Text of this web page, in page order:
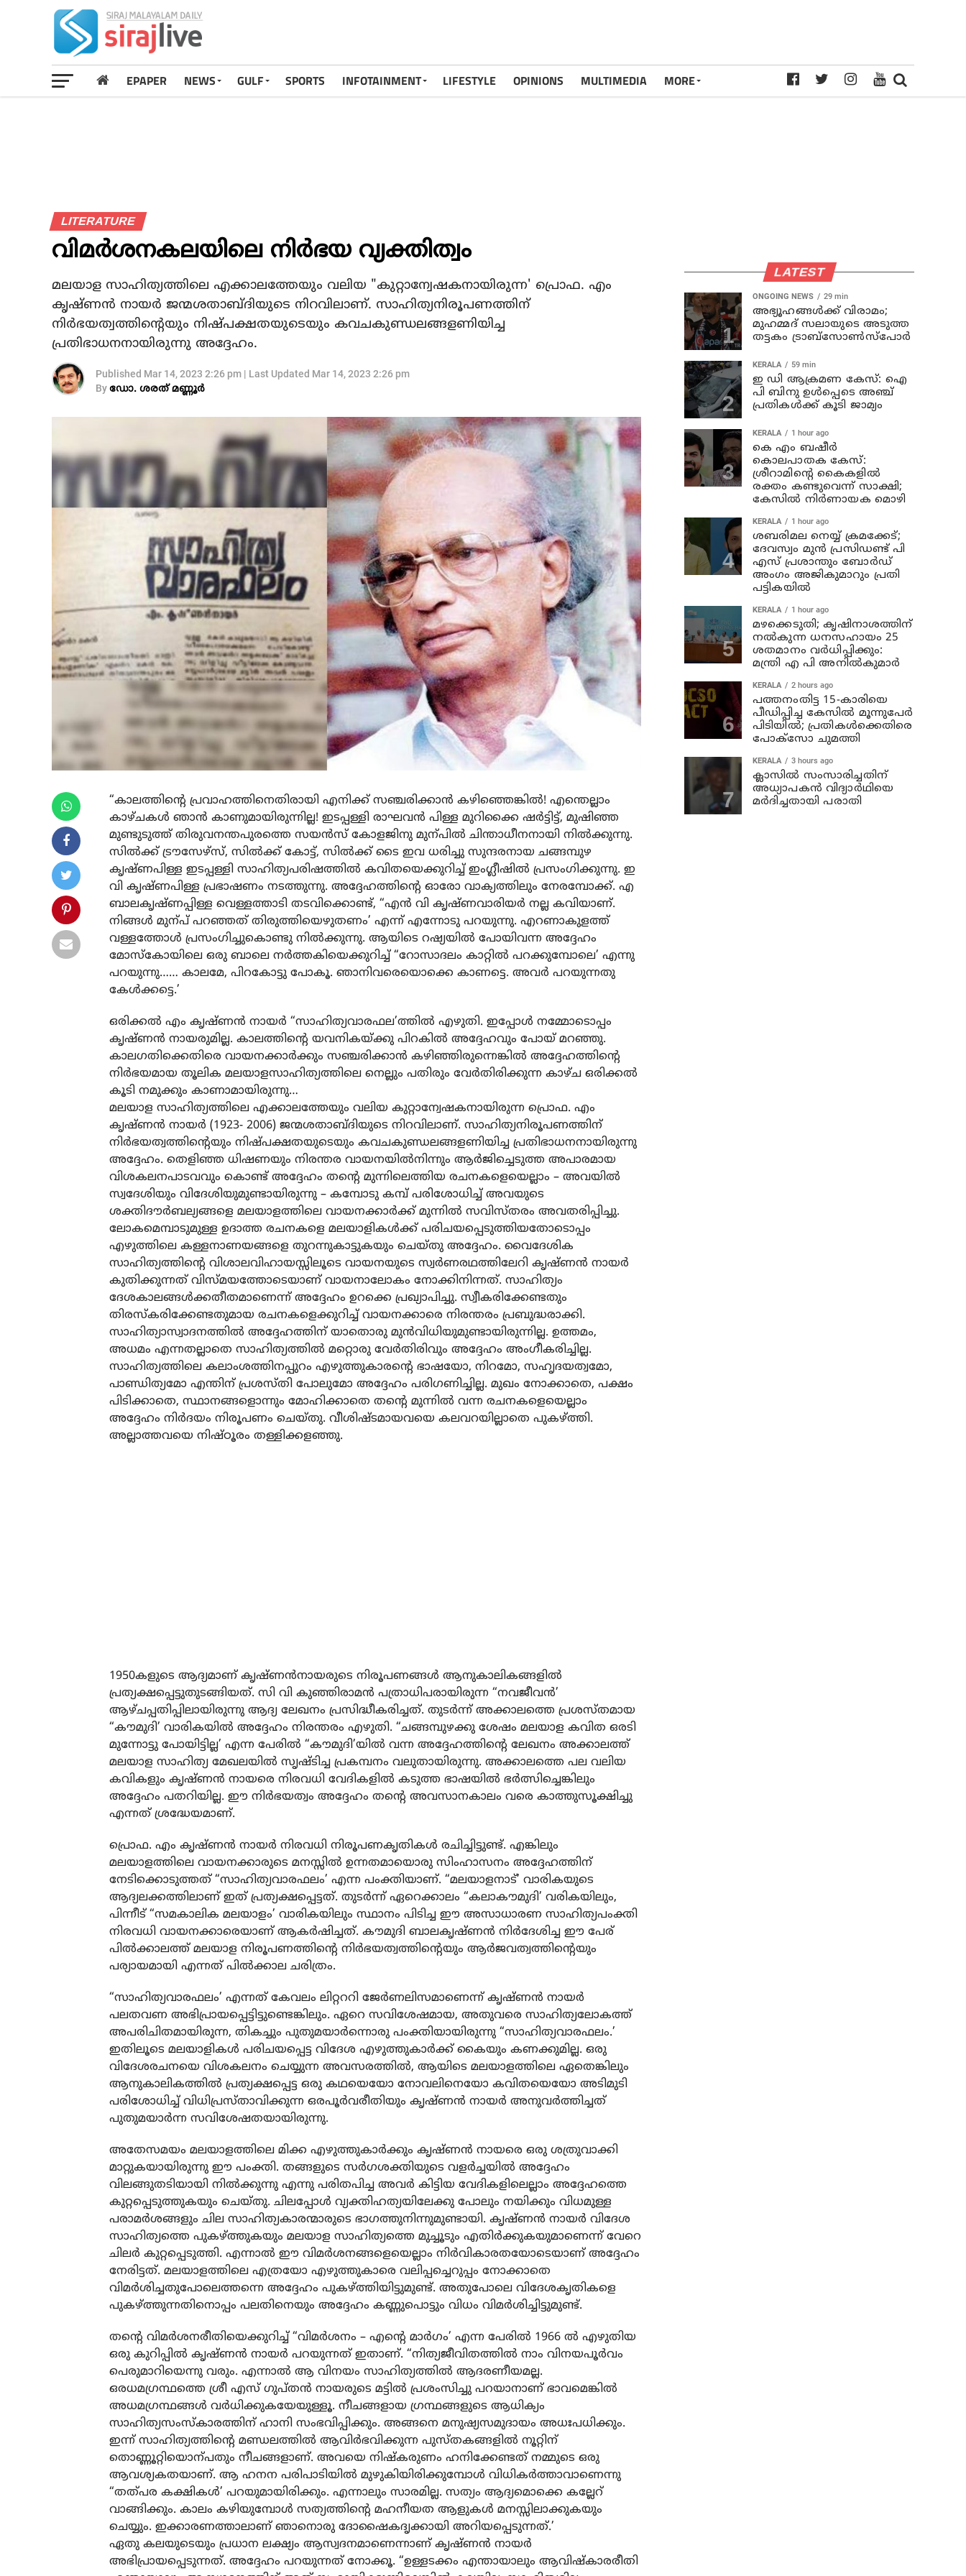
EPAPER NEWS GULF SPORTS INFOTAINMENT LIFESTYLE OPINIONS MULTIMEDIA MORE
LITERATURE
വിമർശനകലയിലെ നിർഭയ വ്യക്തിത്വം
മലയാള സാഹിത്യത്തിലെ എക്കാലത്തേയും വലിയ "കുറ്റാന്വേഷകനായിരുന്ന' പ്രൊഫ. എം
കൃഷ്ണൻ നായർ ജന്മശതാബ്‌ദിയുടെ നിറവിലാണ്. സാഹിത്യനിരൂപണത്തിന്
നിർഭയത്വത്തിന്റെയും നിഷ്പക്ഷതയുടെയും കവചകുണ്ഡലങ്ങളണിയിച്ച
പ്രതിഭാധനനായിരുന്നു അദ്ദേഹം.
Published Mar 14, 2023 2:26 pm | Last Updated Mar 14, 2023 2:26 pm
Byഡോ. ശരത് മണ്ണൂർ
“കാലത്തിന്റെ പ്രവാഹത്തിനെതിരായി എനിക്ക് സഞ്ചരിക്കാൻ കഴിഞ്ഞെങ്കിൽ! എന്തെല്ലാം
കാഴ്ചകൾ ഞാൻ കാണുമായിരുന്നില്ല! ഇടപ്പള്ളി രാഘവൻ പിള്ള മുറിക്കൈ ഷർട്ടിട്ട്, മുഷിഞ്ഞ
മുണ്ടുടുത്ത് തിരുവനന്തപുരത്തെ സയൻസ് കോളജിനു മുന്പിൽ ചിന്താധീനനായി നിൽക്കുന്നു.
സിൽക്ക് ട്രൗസേഴ്സ്, സിൽക്ക് കോട്ട്, സിൽക്ക് ടൈ ഇവ ധരിച്ചു സുന്ദരനായ ചങ്ങമ്പുഴ
കൃഷ്ണപിള്ള ഇടപ്പള്ളി സാഹിത്യപരിഷത്തിൽ കവിതയെക്കുറിച്ച് ഇംഗ്ലീഷിൽ പ്രസംഗിക്കുന്നു. ഇ
വി കൃഷ്ണപിള്ള പ്രഭാഷണം നടത്തുന്നു. അദ്ദേഹത്തിന്റെ ഓരോ വാക്യത്തിലും നേരമ്പോക്ക്. എ
ബാലകൃഷ്ണപ്പിള്ള വെള്ളത്താടി തടവിക്കൊണ്ട്, “എൻ വി കൃഷ്ണവാരിയർ നല്ല കവിയാണ്.
നിങ്ങൾ മുന്പ് പറഞ്ഞത് തിരുത്തിയെഴുതണം’ എന്ന് എന്നോടു പറയുന്നു. എറണാകുളത്ത്
വള്ളത്തോൾ പ്രസംഗിച്ചുകൊണ്ടു നിൽക്കുന്നു. ആയിടെ റഷ്യയിൽ പോയിവന്ന അദ്ദേഹം
മോസ്‌കോയിലെ ഒരു ബാലെ നർത്തകിയെക്കുറിച്ച് “റോസാദലം കാറ്റിൽ പറക്കുമ്പോലെ’ എന്നു
പറയുന്നു…… കാലമേ, പിറകോട്ടു പോകൂ. ഞാനിവരെയൊക്കെ കാണട്ടെ. അവർ പറയുന്നതു
കേൾക്കട്ടെ.’
ഒരിക്കൽ എം കൃഷ്ണൻ നായർ “സാഹിത്യവാരഫല’ത്തിൽ എഴുതി. ഇപ്പോൾ നമ്മോടൊപ്പം
കൃഷ്ണൻ നായരുമില്ല. കാലത്തിന്റെ യവനികയ്ക്കു പിറകിൽ അദ്ദേഹവും പോയ് മറഞ്ഞു.
കാലഗതിക്കെതിരെ വായനക്കാർക്കും സഞ്ചരിക്കാൻ കഴിഞ്ഞിരുന്നെങ്കിൽ അദ്ദേഹത്തിന്റെ
നിർഭയമായ തൂലിക മലയാളസാഹിത്യത്തിലെ നെല്ലും പതിരും വേർതിരിക്കുന്ന കാഴ്ച ഒരിക്കൽ
കൂടി നമുക്കും കാണാമായിരുന്നു…
മലയാള സാഹിത്യത്തിലെ എക്കാലത്തേയും വലിയ കുറ്റാന്വേഷകനായിരുന്ന പ്രൊഫ. എം
കൃഷ്ണൻ നായർ (1923- 2006) ജന്മശതാബ്‌ദിയുടെ നിറവിലാണ്. സാഹിത്യനിരൂപണത്തിന്
നിർഭയത്വത്തിന്റെയും നിഷ്പക്ഷതയുടെയും കവചകുണ്ഡലങ്ങളണിയിച്ച പ്രതിഭാധനനായിരുന്നു
അദ്ദേഹം. തെളിഞ്ഞ ധിഷണയും നിരന്തര വായനയിൽനിന്നും ആർജിച്ചെടുത്ത അപാരമായ
വിശകലനപാടവവും കൊണ്ട് അദ്ദേഹം തന്റെ മുന്നിലെത്തിയ രചനകളെയെല്ലാം – അവയിൽ
സ്വദേശിയും വിദേശിയുമുണ്ടായിരുന്നു – കമ്പോടു കമ്പ് പരിശോധിച്ച് അവയുടെ
ശക്തിദൗർബല്യങ്ങളെ മലയാളത്തിലെ വായനക്കാർക്ക് മുന്നിൽ സവിസ്തരം അവതരിപ്പിച്ചു.
ലോകമെമ്പാടുമുള്ള ഉദാത്ത രചനകളെ മലയാളികൾക്ക് പരിചയപ്പെടുത്തിയതോടൊപ്പം
എഴുത്തിലെ കള്ളനാണയങ്ങളെ തുറന്നുകാട്ടുകയും ചെയ്തു അദ്ദേഹം. വൈദേശിക
സാഹിത്യത്തിന്റെ വിശാലവിഹായസ്സിലൂടെ വായനയുടെ സ്വർണരഥത്തിലേറി കൃഷ്ണൻ നായർ
കുതിക്കുന്നത് വിസ്മയത്തോടെയാണ് വായനാലോകം നോക്കിനിന്നത്. സാഹിത്യം
ദേശകാലങ്ങൾക്കതീതമാണെന്ന് അദ്ദേഹം ഉറക്കെ പ്രഖ്യാപിച്ചു. സ്വീകരിക്കേണ്ടതും
തിരസ്കരിക്കേണ്ടതുമായ രചനകളെക്കുറിച്ച് വായനക്കാരെ നിരന്തരം പ്രബുദ്ധരാക്കി.
സാഹിത്യാസ്വാദനത്തിൽ അദ്ദേഹത്തിന് യാതൊരു മുൻവിധിയുമുണ്ടായിരുന്നില്ല. ഉത്തമം,
അധമം എന്നതല്ലാതെ സാഹിത്യത്തിൽ മറ്റൊരു വേർതിരിവും അദ്ദേഹം അംഗീകരിച്ചില്ല.
സാഹിത്യത്തിലെ കലാംശത്തിനപ്പുറം എഴുത്തുകാരന്റെ ഭാഷയോ, നിറമോ, സഹൃദയത്വമോ,
പാണ്ഡിത്യമോ എന്തിന് പ്രശസ്തി പോലുമോ അദ്ദേഹം പരിഗണിച്ചില്ല. മുഖം നോക്കാതെ, പക്ഷം
പിടിക്കാതെ, സ്ഥാനങ്ങളൊന്നും മോഹിക്കാതെ തന്റെ മുന്നിൽ വന്ന രചനകളെയെല്ലാം
അദ്ദേഹം നിർദയം നിരൂപണം ചെയ്തു. വീശിഷ്ടമായവയെ കലവറയില്ലാതെ പുകഴ്ത്തി.
അല്ലാത്തവയെ നിഷ്ഠൂരം തള്ളിക്കളഞ്ഞു.
1950കളുടെ ആദ്യമാണ് കൃഷ്ണൻനായരുടെ നിരൂപണങ്ങൾ ആനുകാലികങ്ങളിൽ
പ്രത്യക്ഷപ്പെട്ടുതുടങ്ങിയത്. സി വി കുഞ്ഞിരാമൻ പത്രാധിപരായിരുന്ന “നവജീവൻ’
ആഴ്ചപ്പതിപ്പിലായിരുന്നു ആദ്യ ലേഖനം പ്രസിദ്ധീകരിച്ചത്. തുടർന്ന് അക്കാലത്തെ പ്രശസ്തമായ
“കൗമുദി’ വാരികയിൽ അദ്ദേഹം നിരന്തരം എഴുതി. “ചങ്ങമ്പുഴക്കു ശേഷം മലയാള കവിത ഒരടി
മുന്നോട്ടു പോയിട്ടില്ല’ എന്ന പേരിൽ “കൗമുദി’യിൽ വന്ന അദ്ദേഹത്തിന്റെ ലേഖനം അക്കാലത്ത്
മലയാള സാഹിത്യ മേഖലയിൽ സൃഷ്ടിച്ച പ്രകമ്പനം വലുതായിരുന്നു. അക്കാലത്തെ പല വലിയ
കവികളും കൃഷ്ണൻ നായരെ നിരവധി വേദികളിൽ കടുത്ത ഭാഷയിൽ ഭർത്സിച്ചെങ്കിലും
അദ്ദേഹം പതറിയില്ല. ഈ നിർഭയത്വം അദ്ദേഹം തന്റെ അവസാനകാലം വരെ കാത്തുസൂക്ഷിച്ചു
എന്നത് ശ്രദ്ധേയമാണ്.
പ്രൊഫ. എം കൃഷ്ണൻ നായർ നിരവധി നിരൂപണകൃതികൾ രചിച്ചിട്ടുണ്ട്. എങ്കിലും
മലയാളത്തിലെ വായനക്കാരുടെ മനസ്സിൽ ഉന്നതമായൊരു സിംഹാസനം അദ്ദേഹത്തിന്
നേടിക്കൊടുത്തത് “സാഹിത്യവാരഫലം’ എന്ന പംക്തിയാണ്. “മലയാളനാട്’ വാരികയുടെ
ആദ്യലക്കത്തിലാണ് ഇത് പ്രത്യക്ഷപ്പെട്ടത്. തുടർന്ന് ഏറെക്കാലം “കലാകൗമുദി’ വരികയിലും,
പിന്നീട് “സമകാലിക മലയാളം’ വാരികയിലും സ്ഥാനം പിടിച്ച ഈ അസാധാരണ സാഹിത്യപംക്തി
നിരവധി വായനക്കാരെയാണ് ആകർഷിച്ചത്. കൗമുദി ബാലകൃഷ്ണൻ നിർദേശിച്ച ഈ പേര്
പിൽക്കാലത്ത് മലയാള നിരൂപണത്തിന്റെ നിർഭയത്വത്തിന്റെയും ആർജവത്വത്തിന്റെയും
പര്യായമായി എന്നത് പിൽക്കാല ചരിത്രം.
“സാഹിത്യവാരഫലം’ എന്നത് കേവലം ലിറ്റററി ജേർണലിസമാണെന്ന് കൃഷ്ണൻ നായർ
പലതവണ അഭിപ്രായപ്പെട്ടിട്ടുണ്ടെങ്കിലും. ഏറെ സവിശേഷമായ, അതുവരെ സാഹിത്യലോകത്ത്
അപരിചിതമായിരുന്ന, തികച്ചും പുതുമയാർന്നൊരു പംക്തിയായിരുന്നു “സാഹിത്യവാരഫലം.’
ഇതിലൂടെ മലയാളികൾ പരിചയപ്പെട്ട വിദേശ എഴുത്തുകാർക്ക് കൈയും കണക്കുമില്ല. ഒരു
വിദേശരചനയെ വിശകലനം ചെയ്യുന്ന അവസരത്തിൽ, ആയിടെ മലയാളത്തിലെ ഏതെങ്കിലും
ആനുകാലികത്തിൽ പ്രത്യക്ഷപ്പെട്ട ഒരു കഥയെയോ നോവലിനെയോ കവിതയെയോ അടിമുടി
പരിശോധിച്ച് വിധിപ്രസ്താവിക്കുന്ന ഒരപൂർവരീതിയും കൃഷ്ണൻ നായർ അനുവർത്തിച്ചത്
പുതുമയാർന്ന സവിശേഷതയായിരുന്നു.
അതേസമയം മലയാളത്തിലെ മിക്ക എഴുത്തുകാർക്കും കൃഷ്ണൻ നായരെ ഒരു ശത്രുവാക്കി
മാറ്റുകയായിരുന്നു ഈ പംക്തി. തങ്ങളുടെ സർഗശക്തിയുടെ വളർച്ചയിൽ അദ്ദേഹം
വിലങ്ങുതടിയായി നിൽക്കുന്നു എന്നു പരിതപിച്ച അവർ കിട്ടിയ വേദികളിലെല്ലാം അദ്ദേഹത്തെ
കുറ്റപ്പെടുത്തുകയും ചെയ്തു. ചിലപ്പോൾ വ്യക്തിഹത്യയിലേക്കു പോലും നയിക്കും വിധമുള്ള
പരാമർശങ്ങളും ചില സാഹിത്യകാരന്മാരുടെ ഭാഗത്തുനിന്നുമുണ്ടായി. കൃഷ്ണൻ നായർ വിദേശ
സാഹിത്യത്തെ പുകഴ്ത്തുകയും മലയാള സാഹിത്യത്തെ മുച്ചൂടും എതിർക്കുകയുമാണെന്ന് വേറെ
ചിലർ കുറ്റപ്പെടുത്തി. എന്നാൽ ഈ വിമർശനങ്ങളെയെല്ലാം നിർവികാരതയോടെയാണ് അദ്ദേഹം
നേരിട്ടത്. മലയാളത്തിലെ എത്രയോ എഴുത്തുകാരെ വലിപ്പച്ചെറുപ്പം നോക്കാതെ
വിമർശിച്ചതുപോലെത്തന്നെ അദ്ദേഹം പുകഴ്ത്തിയിട്ടുമുണ്ട്. അതുപോലെ വിദേശകൃതികളെ
പുകഴ്ത്തുന്നതിനൊപ്പം പലതിനെയും അദ്ദേഹം കണ്ണുപൊട്ടും വിധം വിമർശിച്ചിട്ടുമുണ്ട്.
തന്റെ വിമർശനരീതിയെക്കുറിച്ച് “വിമർശനം – എന്റെ മാർഗം’ എന്ന പേരിൽ 1966 ൽ എഴുതിയ
ഒരു കുറിപ്പിൽ കൃഷ്ണൻ നായർ പറയുന്നത് ഇതാണ്. “നിത്യജീവിതത്തിൽ നാം വിനയപൂർവം
പെരുമാറിയെന്നു വരും. എന്നാൽ ആ വിനയം സാഹിത്യത്തിൽ ആദരണീയമല്ല.
ഒരധമഗ്രന്ഥത്തെ ശ്രീ എസ് ഗുപ്തൻ നായരുടെ മട്ടിൽ പ്രശംസിച്ചു പറയാനാണ് ഭാവമെങ്കിൽ
അധമഗ്രന്ഥങ്ങൾ വർധിക്കുകയേയുള്ളൂ. നീചങ്ങളായ ഗ്രന്ഥങ്ങളുടെ ആധിക്യം
സാഹിത്യസംസ്കാരത്തിന് ഹാനി സംഭവിപ്പിക്കും. അങ്ങനെ മനുഷ്യസമുദായം അധഃപധിക്കും.
ഇന്ന് സാഹിത്യത്തിന്റെ മണ്ഡലത്തിൽ ആവിർഭവിക്കുന്ന പുസ്തകങ്ങളിൽ നൂറ്റിന്
തൊണ്ണൂറ്റിയൊന്പതും നീചങ്ങളാണ്. അവയെ നിഷ്കരുണം ഹനിക്കേണ്ടത് നമ്മുടെ ഒരു
ആവശ്യകതയാണ്. ആ ഹനന പരിപാടിയിൽ മുഴുകിയിരിക്കുമ്പോൾ വിധികർത്താവാണെന്നു
“തത്പര കക്ഷികൾ’ പറയുമായിരിക്കും. എന്നാലും സാരമില്ല. സത്യം ആദ്യമൊക്കെ കല്ലേറ്
വാങ്ങിക്കും. കാലം കഴിയുമ്പോൾ സത്യത്തിന്റെ മഹനീയത ആളുകൾ മനസ്സിലാക്കുകയും
ചെയ്യും. ഇക്കാരണത്താലാണ് ഞാനൊരു ദോഷൈകദൃക്കായി അറിയപ്പെടുന്നത്.’
ഏതു കലയുടെയും പ്രധാന ലക്ഷ്യം ആസ്വദനമാണെന്നാണ് കൃഷ്ണൻ നായർ
അഭിപ്രായപ്പെടുന്നത്. അദ്ദേഹം പറയുന്നത് നോക്കൂ. “ഉള്ളടക്കം എന്തായാലും ആവിഷ്കാരരീതി
LATEST
ONGOING NEWS 29 min
അഭ്യൂഹങ്ങള്‍ക്ക് വിരാമം;
മുഹമ്മദ് സലായുടെ അടുത്ത
തട്ടകം ട്രാബ്സോണ്‍സ്പോര്‍
KERALA 59 min
ഇ ഡി ആക്രമണ കേസ്: ഐ
പി ബിനു ഉള്‍പ്പെടെ അഞ്ച്
പ്രതികള്‍ക്ക് കൂടി ജാമ്യം
KERALA 1 hour ago
കെ എം ബഷീര്‍
കൊലപാതക കേസ്:
ശ്രീറാമിന്റെ കൈകളില്‍
രക്തം കണ്ടുവെന്ന് സാക്ഷി;
കേസില്‍ നിര്‍ണായക മൊഴി
KERALA 1 hour ago
ശബരിമല നെയ്യ് ക്രമക്കേട്;
ദേവസ്വം മുന്‍ പ്രസിഡണ്ട് പി
എസ് പ്രശാന്തും ബോര്‍ഡ്
അംഗം അജികുമാറും പ്രതി
പട്ടികയിൽ
KERALA 1 hour ago
മഴക്കെടുതി; കൃഷിനാശത്തിന്
നല്‍കുന്ന ധനസഹായം 25
ശതമാനം വര്‍ധിപ്പിക്കും:
മന്ത്രി എ പി അനില്‍കുമാര്‍
KERALA 2 hours ago
പത്തനംതിട്ട 15-കാരിയെ
പീഡിപ്പിച്ച കേസിൽ മൂന്നുപേർ
പിടിയിൽ; പ്രതികൾക്കെതിരെ
പോക്സോ ചുമത്തി
KERALA 3 hours ago
ക്ലാസില്‍ സംസാരിച്ചതിന്
അധ്യാപകന്‍ വിദ്യാര്‍ഥിയെ
മര്‍ദിച്ചതായി പരാതി